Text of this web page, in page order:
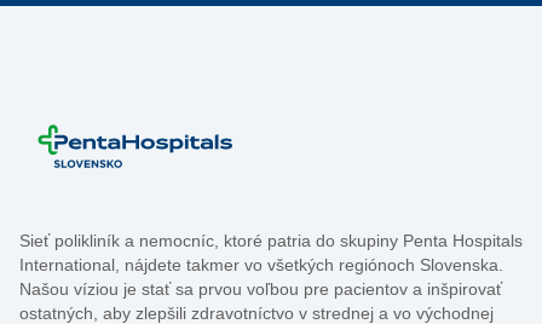
Sieť polikliník a nemocníc, ktoré patria do skupiny Penta Hospitals
International, nájdete takmer vo všetkých regiónoch Slovenska.
Našou víziou je stať sa prvou voľbou pre pacientov a inšpirovať
ostatných, aby zlepšili zdravotníctvo v strednej a vo východnej